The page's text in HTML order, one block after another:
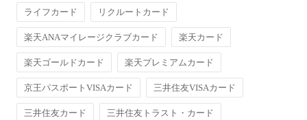
ライフカード リクルートカード
楽天ANAマイレージクラブカード 楽天カード
楽天ゴールドカード 楽天プレミアムカード
京王パスポートVISAカード 三井住友VISAカード
三井住友カード 三井住友トラスト・カード